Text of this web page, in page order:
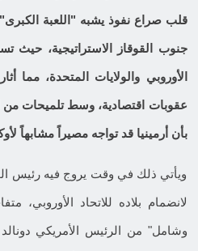
قلب صراع نفوذ يشبه "اللعبة
جنوب القوقاز الاستراتيجية، حيث
الأوروبي والولايات المتحدة،
عقوبات اقتصادية، وسط تلميحات من
بأن أرمينيا قد تواجه مصيراً مشابهاً
ويأتي ذلك في وقت يروج فيه رئيس
لانضمام بلاده للاتحاد الأوروبي،
وشامل" من الرئيس الأمريكي دونالد